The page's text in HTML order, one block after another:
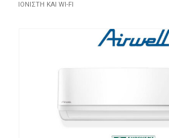
ΙΟΝΙΣΤΉ ΚΑΙ WI-FI